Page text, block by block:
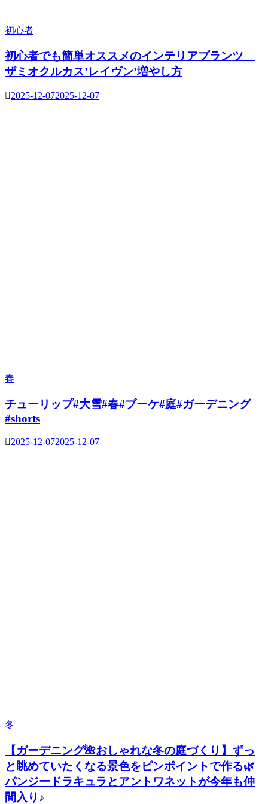
初心者
初心者でも簡単オススメのインテリアプランツ
ザミオクルカス’レイヴン’増やし方
2025-12-072025-12-07
春
チューリップ#大雪#春#ブーケ#庭#ガーデニング
#shorts
2025-12-072025-12-07
冬
【ガーデニング🌺おしゃれな冬の庭づくり】ずっ
と眺めていたくなる景色をピンポイントで作る🌿
パンジードラキュラとアントワネットが今年も仲
間入り♪